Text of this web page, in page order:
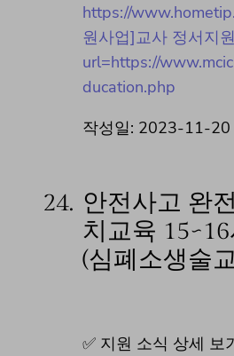
https://
원사업]교사 정서지
url=https://
ducation.php
작성일: 2023-11-
24. 안전사고 완
치교육
(심폐소생술
✅ 지원 소식 상세 보